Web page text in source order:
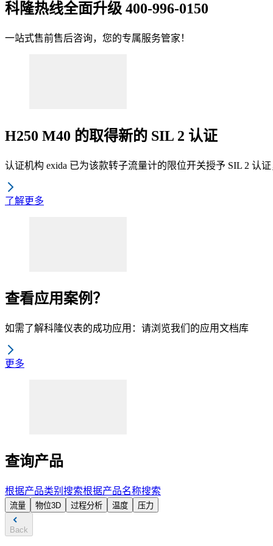
科隆热线全面升级 400-996-0150
一站式售前售后咨询，您的专属服务管家！
H250 M40 的取得新的 SIL 2 认证
认证机构 exida 已为该款转子流量计的限位开关授予 SIL 2 认
了解更多
查看应用案例？
如需了解科隆仪表的成功应用：请浏览我们的应用文档库
更多
查询产品
根据产品类别搜索根据产品名称搜索
流量 物位3D 过程分析 温度 压力
Back